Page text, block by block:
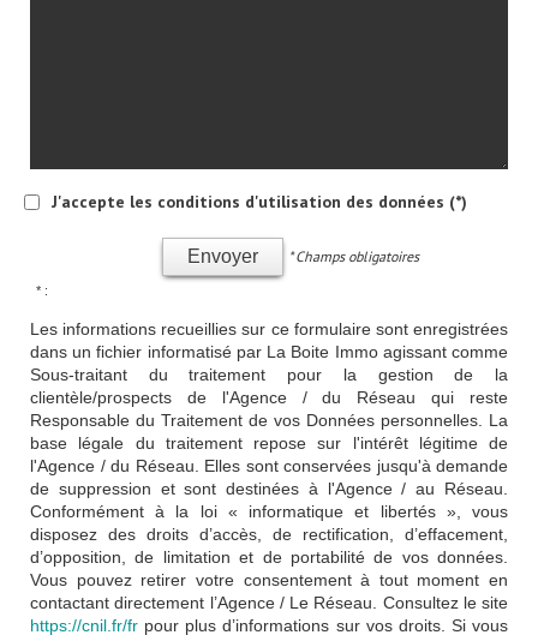
J'accepte les conditions d'utilisation des données (*)
Envoyer * Champs obligatoires
* :
Les informations recueillies sur ce formulaire sont enregistrées
dans un fichier informatisé par La Boite Immo agissant comme
Sous-traitant du traitement pour la gestion de la
clientèle/prospects de l'Agence / du Réseau qui reste
Responsable du Traitement de vos Données personnelles. La
base légale du traitement repose sur l'intérêt légitime de
l'Agence / du Réseau. Elles sont conservées jusqu'à demande
de suppression et sont destinées à l'Agence / au Réseau.
Conformément à la loi « informatique et libertés », vous
disposez des droits d’accès, de rectification, d’effacement,
d’opposition, de limitation et de portabilité de vos données.
Vous pouvez retirer votre consentement à tout moment en
contactant directement l’Agence / Le Réseau. Consultez le site
https://cnil.fr/fr pour plus d’informations sur vos droits. Si vous